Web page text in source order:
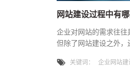
网站建设过程中有
企业对网站的需求往往
但除了网站建设之外
的了解，否则双方在沟
关键词： 企业网站建